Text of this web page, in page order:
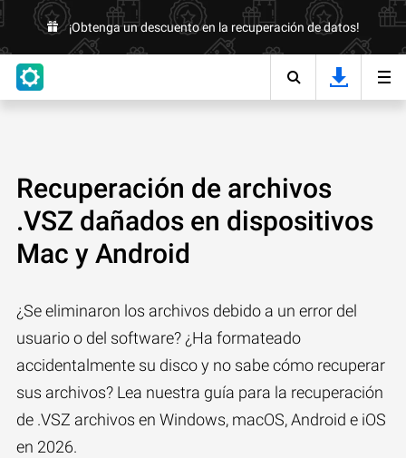
¡Obtenga un descuento en la recuperación de datos!
Recuperación de archivos
.VSZ dañados en dispositivos
Mac y Android
¿Se eliminaron los archivos debido a un error del
usuario o del software? ¿Ha formateado
accidentalmente su disco y no sabe cómo recuperar
sus archivos? Lea nuestra guía para la recuperación
de .VSZ archivos en Windows, macOS, Android e iOS
en 2026.